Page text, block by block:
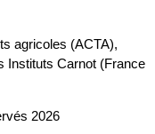
agricoles (ACTA),
Instituts Carnot (France
2026